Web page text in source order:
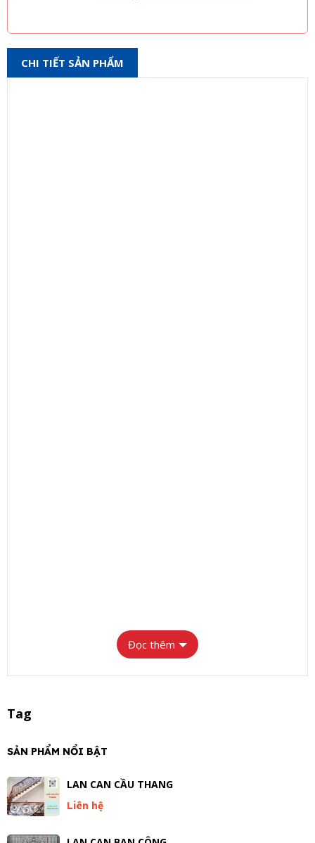
CHI TIẾT SẢN PHẨM
Đọc thêm
Tag
SẢN PHẨM NỔI BẬT
LAN CAN CẦU THANG
Liên hệ